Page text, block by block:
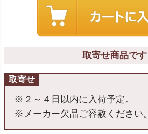
取寄せ商品です
取寄せ
※２～４日以内に入荷予定。
※メーカー欠品ご容赦ください。